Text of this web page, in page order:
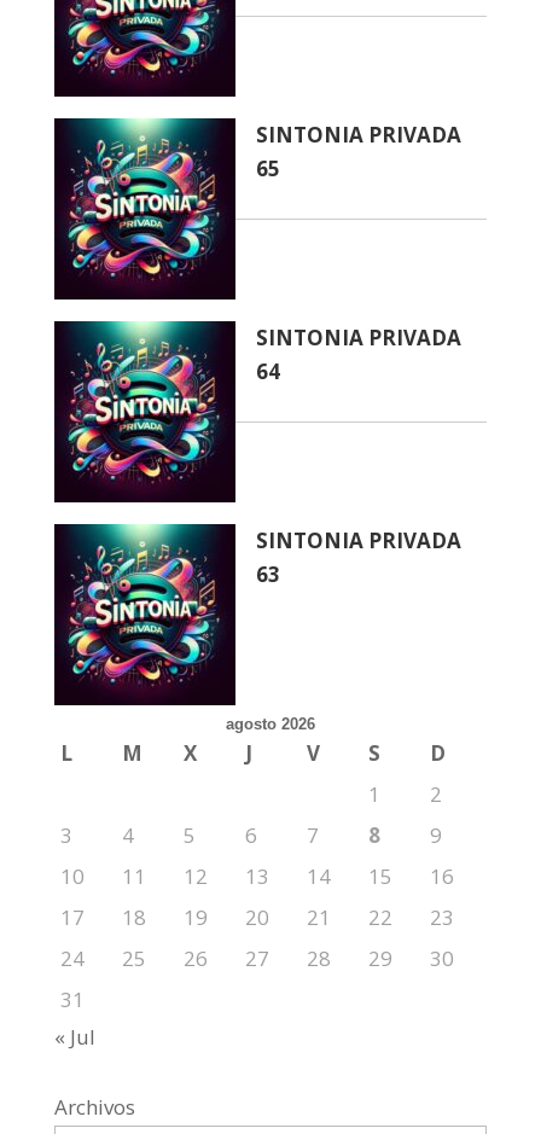
SINTONIA PRIVADA
65
SINTONIA PRIVADA
64
SINTONIA PRIVADA
63
agosto 2026
L M X J V S
D
1
2
3
4 5 6 7 8
9
10
11 12 13 14 15
16
17
18 19 20 21 22
23
24
25 26 27 28 29
30
31
« Jul
Archivos